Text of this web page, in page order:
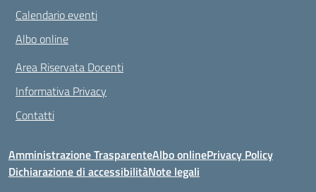
Calendario eventi
Albo online
Area Riservata Docenti
Informativa Privacy
Contatti
Amministrazione TrasparenteAlbo onlinePrivacy Policy
Dichiarazione di accessibilitàNote legali